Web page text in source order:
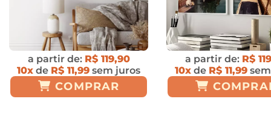
a partir de: R$ 119,90
10x de R$ 11,99 sem juros
COMPRAR
a partir de: R$
10xde R$ 11,99